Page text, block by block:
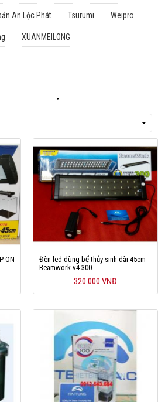
An Lộc Phát Tsurumi Weipro
XUANMEILONG
ON
Đèn led dùng bể thủy sinh dài 45cm
Beamwork v4 300
320.000 VNĐ
Cá rồng & Phụ kiện
Bể thủy sinh & Phụ kiện
Dịch vụ
Dự Án
Cá Koi
Kiến thức
Tin tức
Bán Buôn